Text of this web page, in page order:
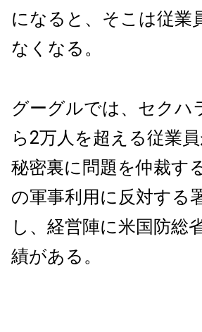
になると、そこは従業
なくなる。
グーグルでは、セクハ
ら2万人を超える従業
秘密裏に問題を仲裁す
の軍事利用に反対する
し、経営陣に米国防総
績がある。